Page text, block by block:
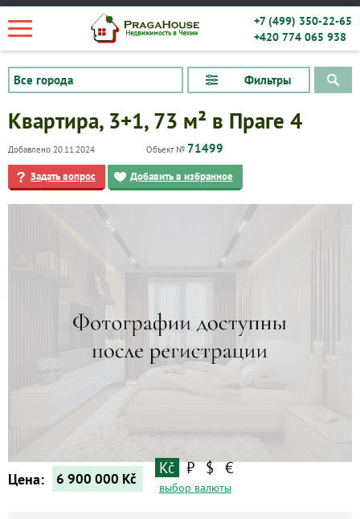
+7 (499) 350-22-65
+420 774 065 938
Фильтры
Квартиры
Квартира, 3+1, 73 м² в Праге 4
Добавлено 20.11.2024 Объект № 71499
Задать вопрос Добавить в избранное
Цена: 6 900 000 Kč
Kč ₽ $ €
выбор валюты